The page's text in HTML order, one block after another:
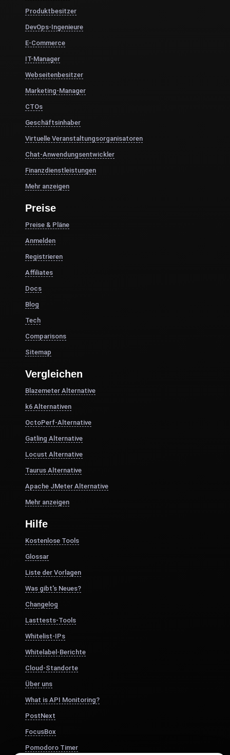
Produktbesitzer
DevOps-Ingenieure
E-Commerce
IT-Manager
Webseitenbesitzer
Marketing-Manager
CTOs
Geschäftsinhaber
Virtuelle Veranstaltungsorganisatoren
Chat-Anwendungsentwickler
Finanzdienstleistungen
Mehr anzeigen
Preise
Preise & Pläne
Anmelden
Registrieren
Affiliates
Docs
Blog
Tech
Comparisons
Sitemap
Vergleichen
Blazemeter Alternative
k6 Alternativen
OctoPerf-Alternative
Gatling Alternative
Locust Alternative
Taurus Alternative
Apache JMeter Alternative
Mehr anzeigen
Hilfe
Kostenlose Tools
Glossar
Liste der Vorlagen
Was gibt's Neues?
Changelog
Lasttests-Tools
Whitelist-IPs
Whitelabel-Berichte
Cloud-Standorte
Über uns
What is API Monitoring?
PostNext
FocusBox
Pomodoro Timer